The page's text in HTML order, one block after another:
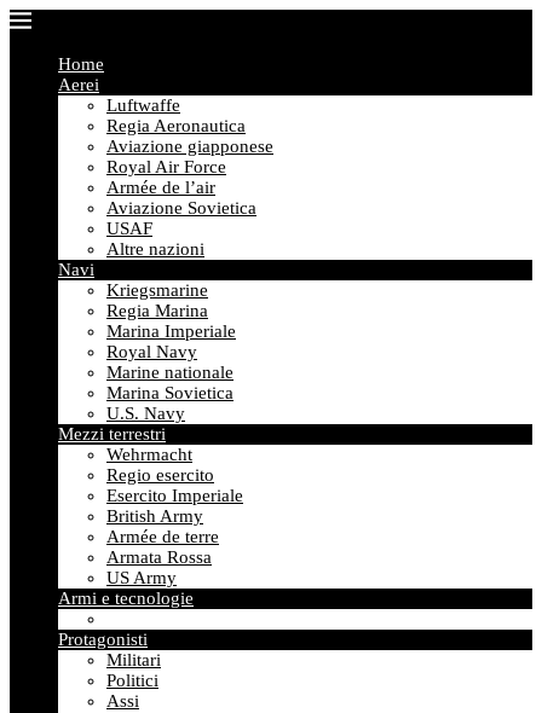
Home
Aerei
Luftwaffe
Regia Aeronautica
Aviazione giapponese
Royal Air Force
Armée de l’air
Aviazione Sovietica
USAF
Altre nazioni
Navi
Kriegsmarine
Regia Marina
Marina Imperiale
Royal Navy
Marine nationale
Marina Sovietica
U.S. Navy
Mezzi terrestri
Wehrmacht
Regio esercito
Esercito Imperiale
British Army
Armée de terre
Armata Rossa
US Army
Armi e tecnologie
Protagonisti
Militari
Politici
Assi